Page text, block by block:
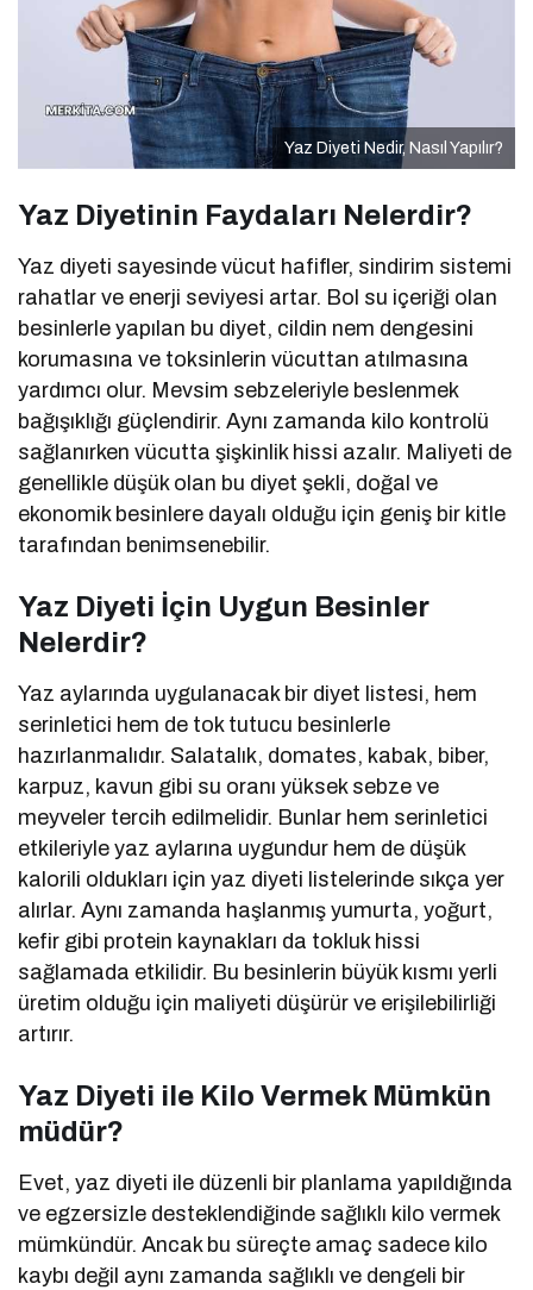
Yaz Diyeti Nedir, Nasıl Yapılır?
Yaz Diyetinin Faydaları Nelerdir?
Yaz diyeti sayesinde vücut hafifler, sindirim sistemi
rahatlar ve enerji seviyesi artar. Bol su içeriği olan
besinlerle yapılan bu diyet, cildin nem dengesini
korumasına ve toksinlerin vücuttan atılmasına
yardımcı olur. Mevsim sebzeleriyle beslenmek
bağışıklığı güçlendirir. Aynı zamanda kilo kontrolü
sağlanırken vücutta şişkinlik hissi azalır. Maliyeti de
genellikle düşük olan bu diyet şekli, doğal ve
ekonomik besinlere dayalı olduğu için geniş bir kitle
tarafından benimsenebilir.
Yaz Diyeti İçin Uygun Besinler
Nelerdir?
Yaz aylarında uygulanacak bir diyet listesi, hem
serinletici hem de tok tutucu besinlerle
hazırlanmalıdır. Salatalık, domates, kabak, biber,
karpuz, kavun gibi su oranı yüksek sebze ve
meyveler tercih edilmelidir. Bunlar hem serinletici
etkileriyle yaz aylarına uygundur hem de düşük
kalorili oldukları için yaz diyeti listelerinde sıkça yer
alırlar. Aynı zamanda haşlanmış yumurta, yoğurt,
kefir gibi protein kaynakları da tokluk hissi
sağlamada etkilidir. Bu besinlerin büyük kısmı yerli
üretim olduğu için maliyeti düşürür ve erişilebilirliği
artırır.
Yaz Diyeti ile Kilo Vermek Mümkün
müdür?
Evet, yaz diyeti ile düzenli bir planlama yapıldığında
ve egzersizle desteklendiğinde sağlıklı kilo vermek
mümkündür. Ancak bu süreçte amaç sadece kilo
kaybı değil aynı zamanda sağlıklı ve dengeli bir